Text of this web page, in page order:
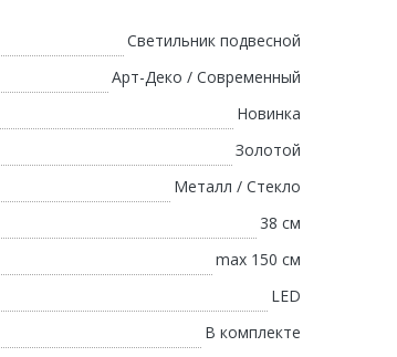
Светильник подвесной
Арт-Деко / Современный
Новинка
Золотой
Металл / Стекло
38 см
max 150 см
LED
В комплекте